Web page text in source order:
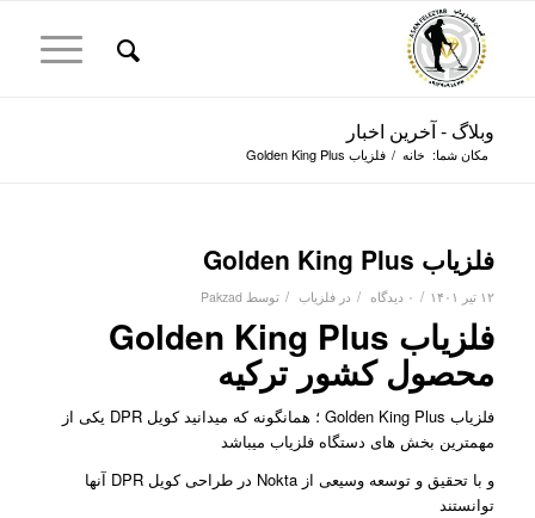
وبلاگ - آخرین اخبار
مکان شما: خانه / فلزیاب Golden King Plus
فلزیاب Golden King Plus
۱۲ تیر ۱۴۰۱ / ۰ دیدگاه / در فلزیاب / توسط Pakzad
فلزیاب Golden King Plus
محصول کشور ترکیه
فلزیاب Golden King Plus ؛ همانگونه که میدانید کویل DPR یکی از
مهمترین بخش های دستگاه فلزیاب میباشد
و با تحقیق و توسعه وسیعی از Nokta در طراحی کویل DPR آنها
توانستند